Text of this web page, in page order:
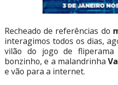
Recheado de referências do
interagimos todos os dias,
vilão do jogo de
bonzinho, e a malandrinha
e vão para a internet.